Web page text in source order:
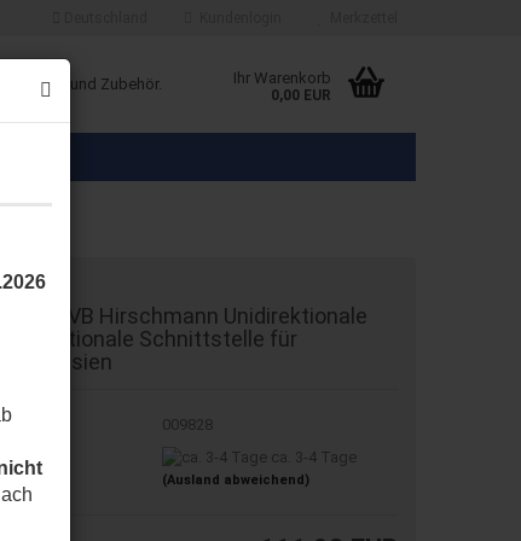
Produkte und Zubehör. Ihr Warenkorb
0,00 EUR
BiDi-EVB Hirschmann Unidirektionale
bidirektionale Schnittstelle für
009828
ca. 3-4 Tage
(Ausland abweichend)